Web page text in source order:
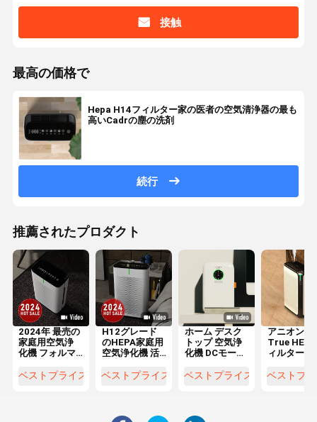
接触
最高の価格で
Hepa H14フィルター家の医者の空気清浄器の最も
高いCadrの塵の洗剤
続行
推薦されたプロダクト
2024年 最売の
家庭用空気浄
化機 フォルマ
PM2を除去す
ベストプライス
H12グレード
のHEPA家庭用
空気浄化機 活
ーによるホル
ベストプライス
ホーム デスク
トップ 空気浄
化機 DCモータ
ベストプライス
アニオンUV
True
ィルター付
ーム空気浄
ベストプ